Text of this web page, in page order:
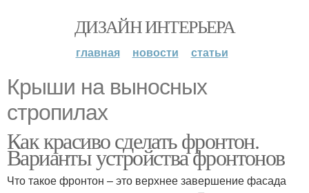
ДИЗАЙН ИНТЕРЬЕРА
главная новости статьи
Крыши на выносных
стропилах
Как красиво сделать фронтон.
Варианты устройства фронтонов
Что такое фронтон – это верхнее завершение фасада